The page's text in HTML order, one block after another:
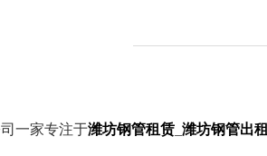
一家专注于潍坊钢管租赁 潍坊钢管出租